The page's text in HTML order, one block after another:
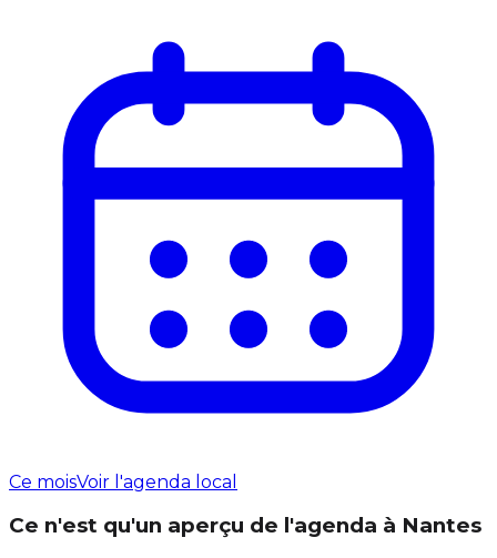
Ce moisVoir l'agenda local
Ce n'est qu'un aperçu de l'agenda à Nantes